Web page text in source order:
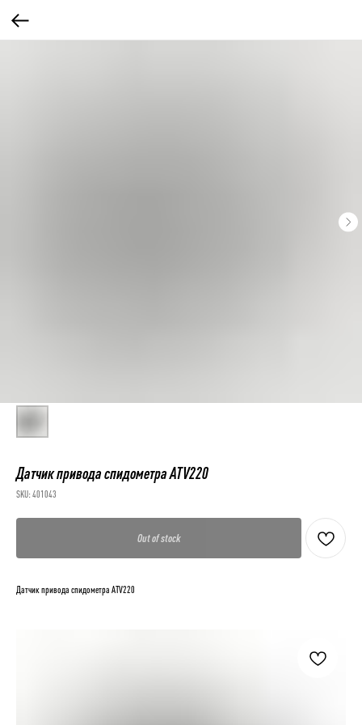
Датчик привода спидометра ATV220
SKU:401043
Out of stock
Датчик привода спидометра ATV220